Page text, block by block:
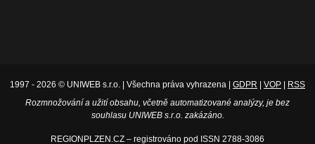
1997 - 2026 © UNIWEB s.r.o. | Všechna práva vyhrazena | GDPR VOP
RSS
Rozmnožování a užití obsahu, včetně automatizované analýzy, je bez
souhlasu UNIWEB s.r.o. zakázáno.
REGIONPLZEN.CZ – registrováno pod ISSN 2788-3086